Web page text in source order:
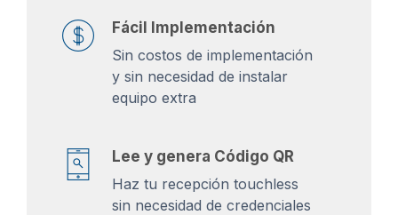
Fácil Implementación
Sin costos de implementación
y sin necesidad de instalar
equipo extra
Lee y genera Código QR
Haz tu recepción touchless
sin necesidad de credenciales